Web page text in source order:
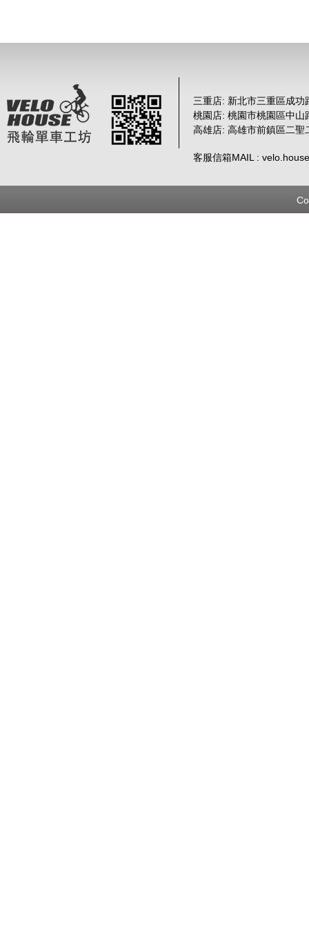
三重店: 新北市三重區成功
桃園店: 桃園市桃園區中山
高雄店: 高雄市前鎮區二聖
客服信箱MAIL :